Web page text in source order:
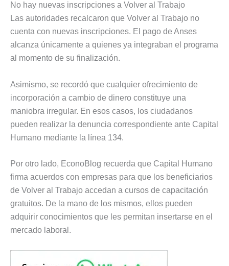
No hay nuevas inscripciones a Volver al Trabajo
Las autoridades recalcaron que Volver al Trabajo no
cuenta con nuevas inscripciones. El pago de Anses
alcanza únicamente a quienes ya integraban el programa
al momento de su finalización.
Asimismo, se recordó que cualquier ofrecimiento de
incorporación a cambio de dinero constituye una
maniobra irregular. En esos casos, los ciudadanos
pueden realizar la denuncia correspondiente ante Capital
Humano mediante la línea 134.
Por otro lado, EconoBlog recuerda que Capital Humano
firma acuerdos con empresas para que los beneficiarios
de Volver al Trabajo accedan a cursos de capacitación
gratuitos. De la mano de los mismos, ellos pueden
adquirir conocimientos que les permitan insertarse en el
mercado laboral.